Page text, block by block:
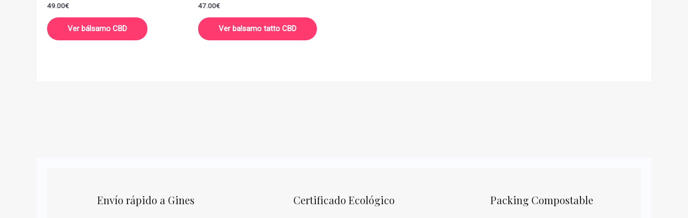
Valorado
con
5.00
de 5
49.00€
Ver bálsamo CBD
Valorado
con
5.00
de 5
47.00€
Ver balsamo tatto CBD
Envío rápido a Gines Certificado Ecológico Packing Compostable